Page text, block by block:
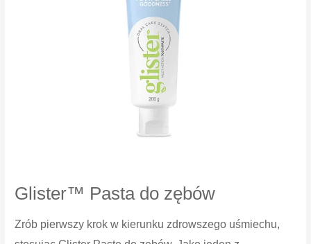
Glister™ Pasta do zębów
Zrób pierwszy krok w kierunku zdrowszego uśmiechu,